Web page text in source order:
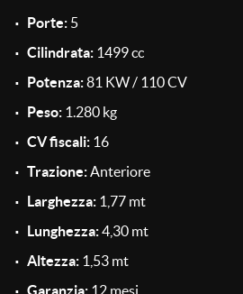
Park Distance Control
Servosterzo
Porte: 5
Cilindrata: 1499 cc
Potenza:81 KW / 110 CV
Peso: 1.280 kg
CV fiscali: 16
Trazione:Anteriore
Larghezza: 1,77 mt
Lunghezza:4,30 mt
Altezza: 1,53 mt
Garanzia: 12 mesi
Salva
le
impostazioni